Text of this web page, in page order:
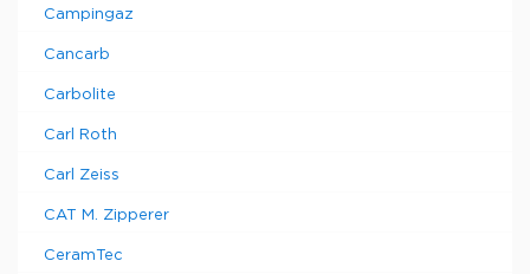
Campingaz
Cancarb
Carbolite
Carl Roth
Carl Zeiss
CAT M. Zipperer
CeramTec